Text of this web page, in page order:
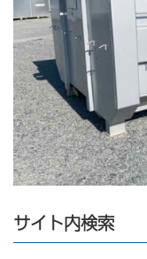
サイト内検索